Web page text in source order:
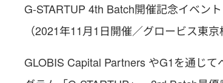
G-STARTUP 4th Batch開催記念イベント
（2021年11月1日開催／グロービス東京
GLOBIS Capital Partners やG1を通じ